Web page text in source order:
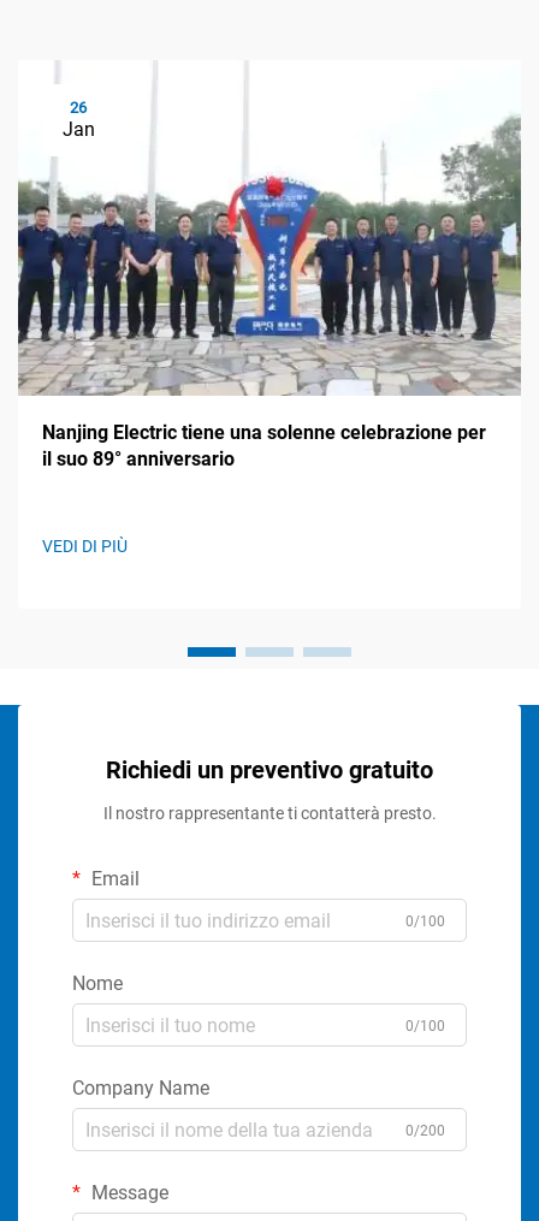
26
Jan
Nanjing Electric tiene una solenne celebrazione per
il suo 89° anniversario
VEDI DI PIÙ
Richiedi un preventivo gratuito
Il nostro rappresentante ti contatterà presto.
Email
0/100
Nome
0/100
Company Name
0/200
Message